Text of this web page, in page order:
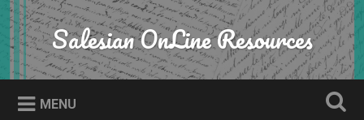
Skip
to
content
Search Salesian OnLine Resources
MENU